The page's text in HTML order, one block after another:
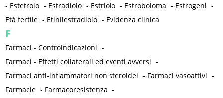
- Estetrolo - Estradiolo - Estriolo - Estroboloma - Estrogeni -
Età fertile - Etinilestradiolo - Evidenza clinica
F
Farmaci - Controindicazioni -
Farmaci - Effetti collaterali ed eventi avversi -
Farmaci anti-infiammatori non steroidei - Farmaci vasoattivi -
Farmacie - Farmacoresistenza -